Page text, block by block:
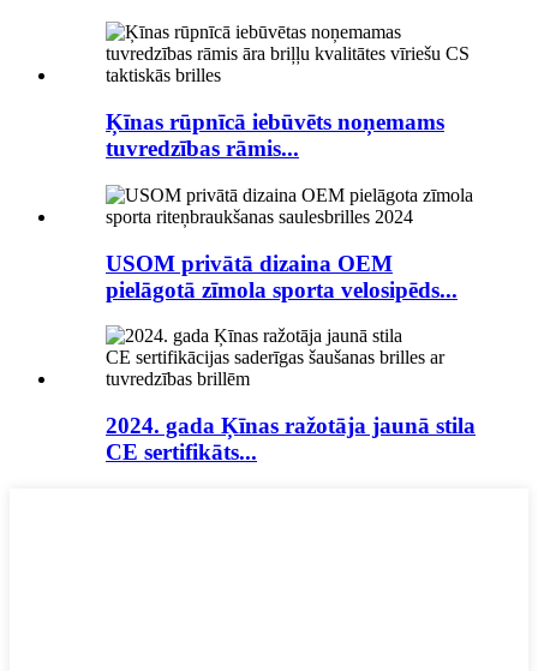
Ķīnas rūpnīcā iebūvēts noņemams
tuvredzības rāmis...
USOM privātā dizaina OEM
pielāgotā zīmola sporta velosipēds...
2024. gada Ķīnas ražotāja jaunā stila
CE sertifikāts...